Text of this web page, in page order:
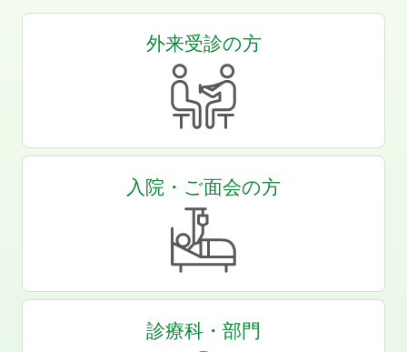
外来受診の方
入院・ご面会の方
診療科・部門